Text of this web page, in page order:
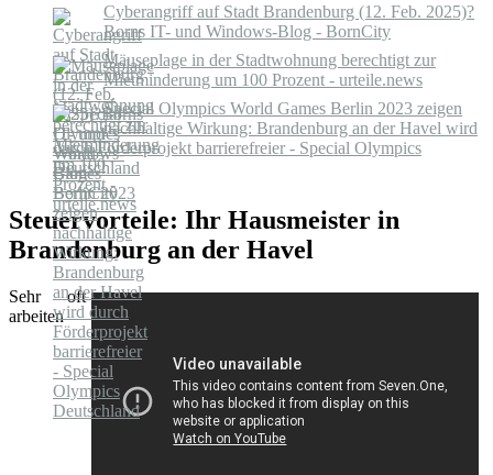
Cyberangriff auf Stadt Brandenburg (12. Feb. 2025)?
Borns IT- und Windows-Blog - BornCity
Mäuseplage in der Stadtwohnung berechtigt zur
Mietminderung um 100 Prozent - urteile.news
Special Olympics World Games Berlin 2023 zeigen
nachhaltige Wirkung: Brandenburg an der Havel wird
durch Förderprojekt barrierefreier - Special Olympics
Deutschland
Steuervorteile: Ihr Hausmeister in
Brandenburg an der Havel
Sehr oft
arbeiten